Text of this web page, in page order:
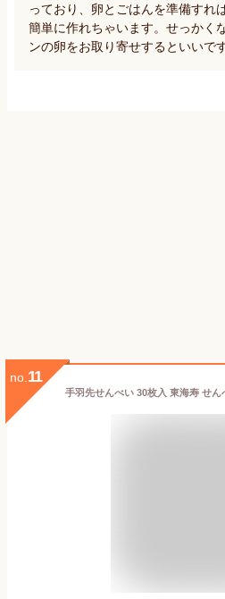
っており、卵とごはんを準備すれ
簡単に作れちゃいます。せっかく
ンの卵をお取り寄せするといいです
no. 11